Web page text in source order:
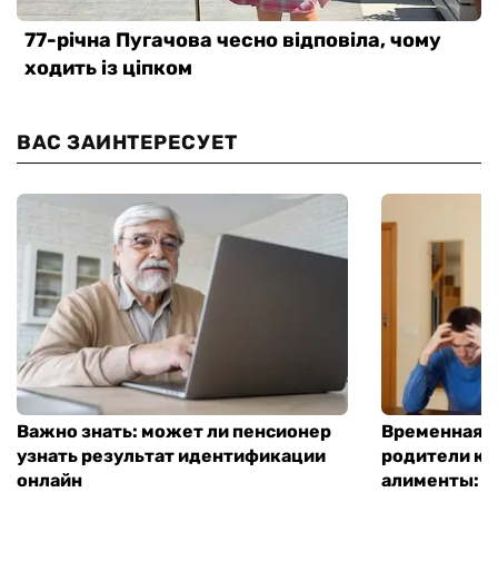
ВАС ЗАИНТЕРЕСУЕТ
Важно знать: может ли пенсионер
узнать результат идентификации
онлайн
Временная
родители
алименты: